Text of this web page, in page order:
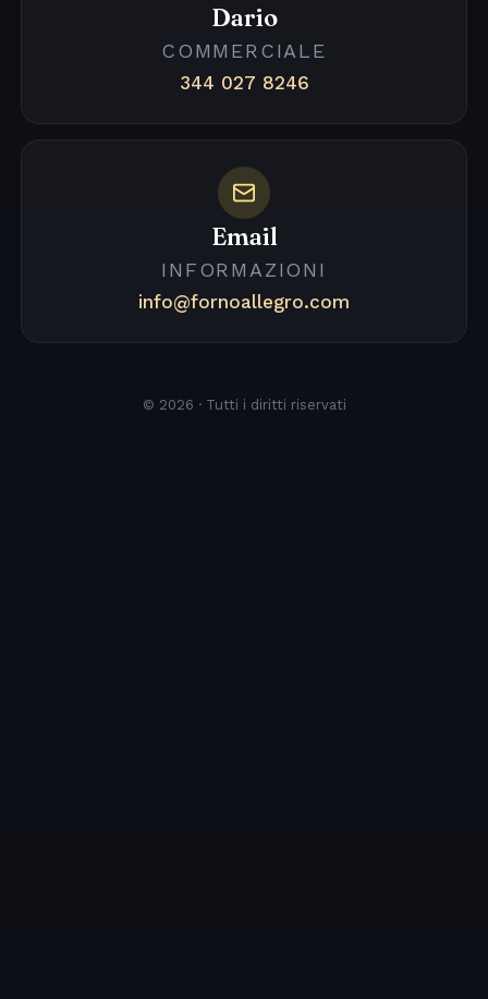
Dario
COMMERCIALE
344 027 8246
Email
INFORMAZIONI
info@fornoallegro.com
© 2026 · Tutti i diritti riservati